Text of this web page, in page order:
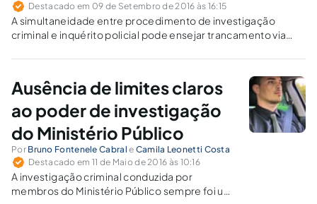
Destacado em 09 de Setembro de 2016 às 16:15
A simultaneidade entre procedimento de investigação
criminal e inquérito policial pode ensejar trancamento via
Ausência de limites claros
ao poder de investigação
do Ministério Público
Por Bruno Fontenele Cabral e Camila Leonetti Costa
Destacado em 11 de Maio de 2016 às 10:16
A investigação criminal conduzida por
membros do Ministério Público sempre foi um